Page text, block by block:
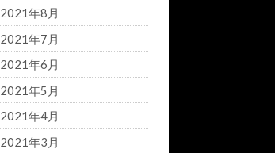
2021年8月
2021年7月
2021年6月
2021年5月
2021年4月
2021年3月